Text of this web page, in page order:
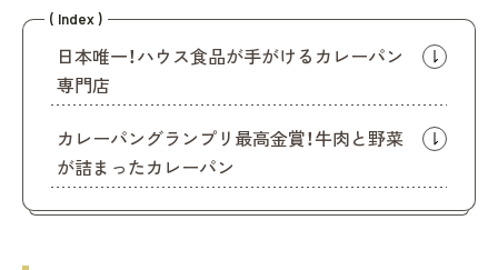
( Index )
日本唯一！ハウス食品が手がけるカレーパン
専門店
カレーパングランプリ最高金賞！牛肉と野菜
が詰まったカレーパン